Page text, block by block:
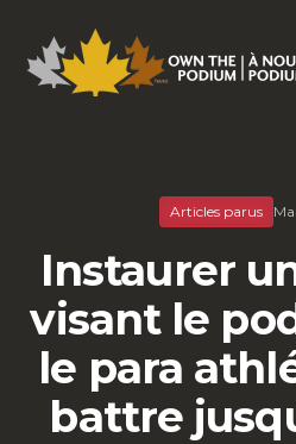
Articles parus
Instaurer
visant le
le para
battre